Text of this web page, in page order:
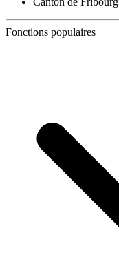
Fonctions populaires